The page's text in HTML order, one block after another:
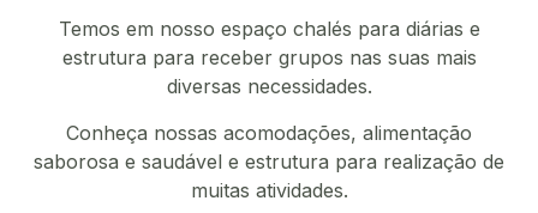
Temos em nosso espaço chalés para diárias e
estrutura para receber grupos nas suas mais
diversas necessidades.
Conheça nossas acomodações, alimentação
saborosa e saudável e estrutura para realização de
muitas atividades.